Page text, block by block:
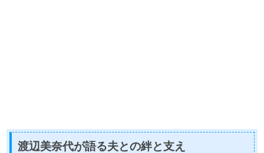
渡辺美奈代が語る夫との絆と支え